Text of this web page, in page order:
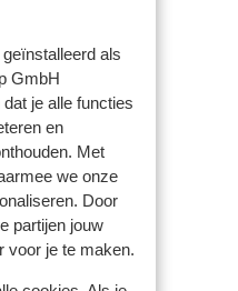
als
GmbH
je alle functies
en
Met
we onze
Door
partijen jouw
voor je te maken.